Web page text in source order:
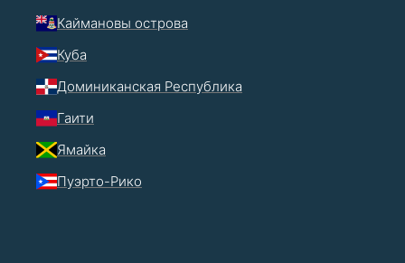
Каймановы острова
Куба
Доминиканская Республика
Гаити
Ямайка
Пуэрто-Рико